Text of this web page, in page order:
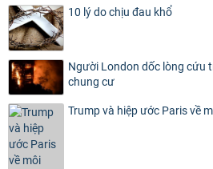
10 lý do chịu đau khổ
Người London dốc lòng cứu
chung cư
Trump và hiệp ước Paris về